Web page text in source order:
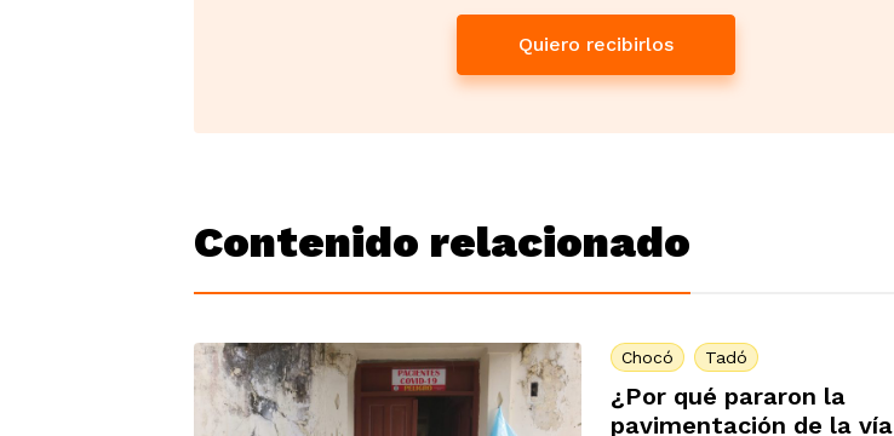
Quiero recibirlos
Contenido relacionado
Chocó Tadó
¿Por qué pararon la
pavimentación de la vía